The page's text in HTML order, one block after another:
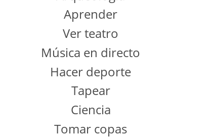
Aprender
Ver teatro
Música en directo
Hacer deporte
Tapear
Ciencia
Tomar copas